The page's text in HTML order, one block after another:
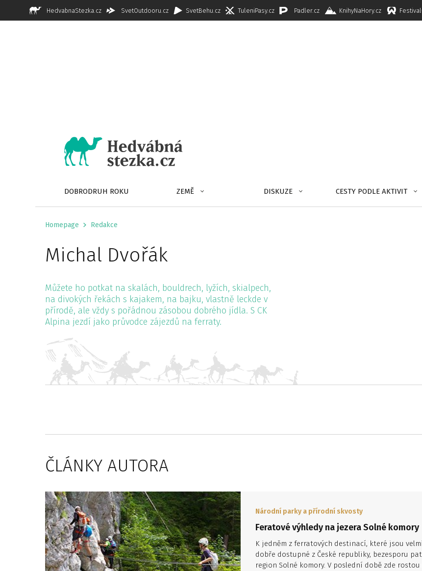
HedvabnaStezka.cz SvetOutdooru.cz SvetBehu.cz TuleniPasy.cz Padler.cz KnihyNaHory.cz
DOBRODRUH ROKU ZEMĚ DISKUZE CESTY PODLE AKTIVIT
Homepage Redakce
Michal Dvořák
Můžete ho potkat na skalách, bouldrech, lyžích, skialpech,
na divokých řekách s kajakem, na bajku, vlastně leckde v
přírodě, ale vždy s pořádnou zásobou dobrého jídla. S CK
Alpina jezdí jako průvodce zájezdů na ferraty.
ČLÁNKY AUTORA
Národní parky a přírodní skvosty
Feratové výhledy na jezera Solné komory
K jedněm z ferratových destinací, které jsou velmi
dobře dostupné z České republiky, bezesporu
region Solné komory. V poslední době zde rostou